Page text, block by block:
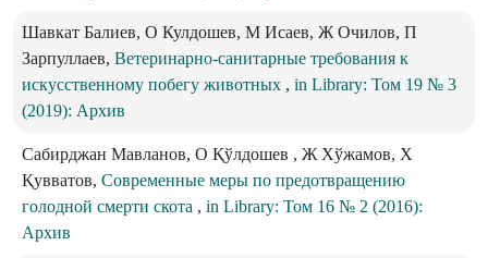
Шавкат Балиев, О Кулдошев, М Исаев, Ж Очилов, П
Зарпуллаев, Ветеринарно-санитарные требования к
искусственному побегу животных , in Library: Том 19 № 3
(2019): Архив
Сабирджан Мавланов, О Қўлдошев , Ж Хўжамов, Х
Қувватов, Современные меры по предотвращению
голодной смерти скота , in Library: Том 16 № 2 (2016):
Архив